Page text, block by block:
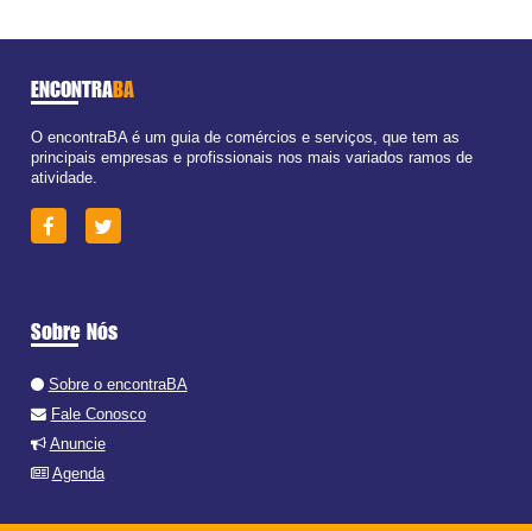
ENCONTRABA
O encontraBA é um guia de comércios e serviços, que tem as
principais empresas e profissionais nos mais variados ramos de
atividade.
Sobre Nós
Sobre o encontraBA
Fale Conosco
Anuncie
Agenda